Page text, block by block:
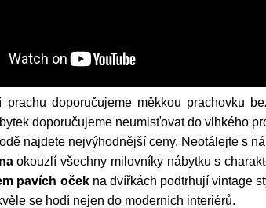
prachu doporučujeme měkkou prachovku
doporučujeme neumisťovat do vlhkého
najdete nejvýhodnější ceny. Neotálejte s
okouzlí všechny milovníky nábytku s
pavích oček na dvířkách podtrhují vintage
se hodí nejen do moderních interiérů.